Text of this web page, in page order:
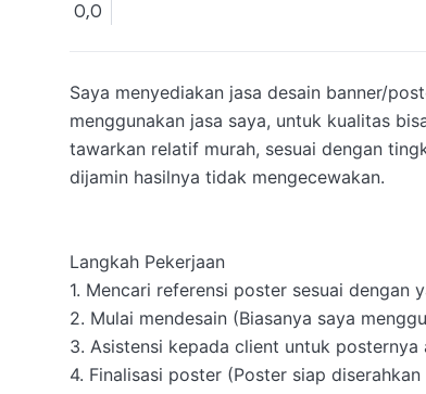
0,0
Saya menyediakan jasa desain banner/
menggunakan jasa saya, untuk kualitas
tawarkan relatif murah, sesuai dengan
dijamin hasilnya tidak mengecewakan.
Langkah Pekerjaan
1. Mencari referensi poster sesuai dengan
2. Mulai mendesain (Biasanya saya
3. Asistensi kepada client untuk
4. Finalisasi poster (Poster siap